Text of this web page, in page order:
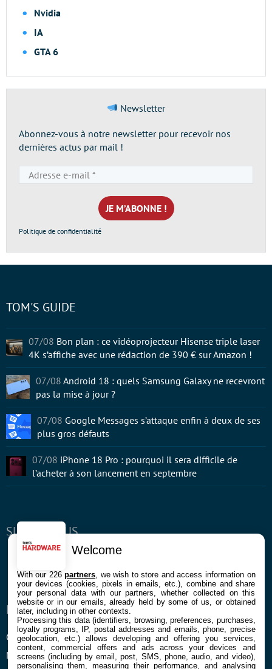
Nvidia
IA
GTA 6
Newsletter
Abonnez-vous à notre newsletter pour recevoir nos
dernières actus par mail !
e-
mail
*
Politique de confidentialité
SUIVEZ-NOUS
FacebookTwitter Youtube
ENTREPRISE
Confidentialité et Cookies
Mentions légales et CGU
À PROPOS
Contact
TOM'S GUIDE
07/08 Bon plan : ce vidéoprojecteur Hisense triple laser
4K s’affiche avec une rédaction de 390 € sur Amazon !
07/08 Android 18 : quels Samsung Galaxy ne recevront
pas la mise à jour ?
07/08 Google Messages s’attaque enfin à deux de ses
plus gros défauts
07/08 iPhone 18 Pro : pourquoi il sera difficile de
l’acheter à son lancement en septembre
Welcome
With our 226partners , we wish to store and access information on
your devices (cookies, pixels in emails, etc.), combine and share
your personal data with our partners, whether collected on this
website or in our emails, already held by some of us, or obtained
later, including in other contexts.
Processing this data (identifiers, browsing, preferences, purchases,
loyalty programs, IP, postal addresses and emails, phone, precise
geolocation, etc.) allows developing and offering you services,
content, commercial offers and ads across your devices and
screens (including by email, post, SMS, phone, audio, and video),
personalising them, measuring their performance, and analysing